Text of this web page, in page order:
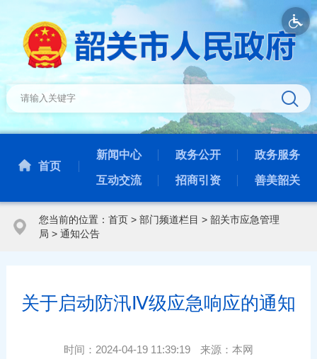
首页
新闻中心 政务公开 政务服务
互动交流 招商引资 善美韶关
您当前的位置： 首页> 部门频道栏目 > 韶关市应急管理
局 > 通知公告
关于启动防汛Ⅳ级应急响应的通知
时间： 2024-04-19 11:39:19 来源： 本网